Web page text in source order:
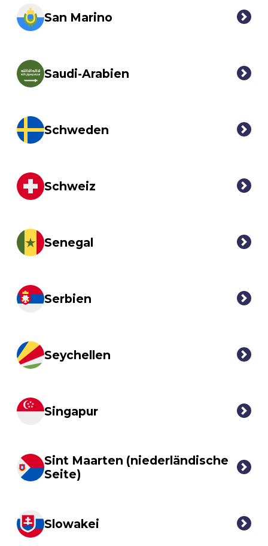
San Marino
Saudi-Arabien
Schweden
Schweiz
Senegal
Serbien
Seychellen
Singapur
Sint Maarten (niederländische
Seite)
Slowakei